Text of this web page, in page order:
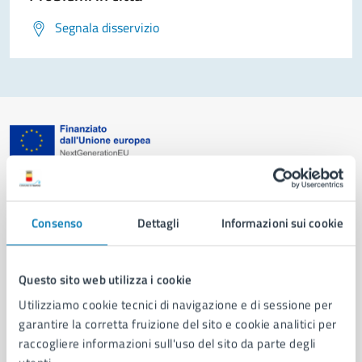
Consenso Dettagli Informazioni sui cookie
Questo sito web utilizza i cookie
Utilizziamo cookie tecnici di navigazione e di sessione per
garantire la corretta fruizione del sito e cookie analitici per
raccogliere informazioni sull'uso del sito da parte degli
Segnala disservizio
Organi di governo
Municipalità
Uffici
Enti e fondazioni
Politici